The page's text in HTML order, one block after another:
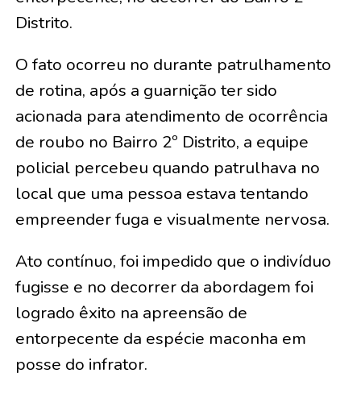
Distrito.
O fato ocorreu no durante patrulhamento
de rotina, após a guarnição ter sido
acionada para atendimento de ocorrência
de roubo no Bairro 2º Distrito, a equipe
policial percebeu quando patrulhava no
local que uma pessoa estava tentando
empreender fuga e visualmente nervosa.
Ato contínuo, foi impedido que o indivíduo
fugisse e no decorrer da abordagem foi
logrado êxito na apreensão de
entorpecente da espécie maconha em
posse do infrator.